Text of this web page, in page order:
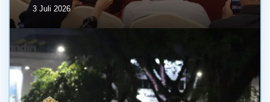
3 Juli 2026